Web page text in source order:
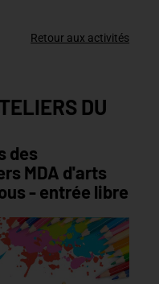
Retour aux activités
DU
des
MDA d'arts
- entrée libre